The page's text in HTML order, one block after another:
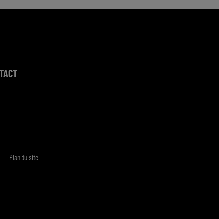
Plan du site